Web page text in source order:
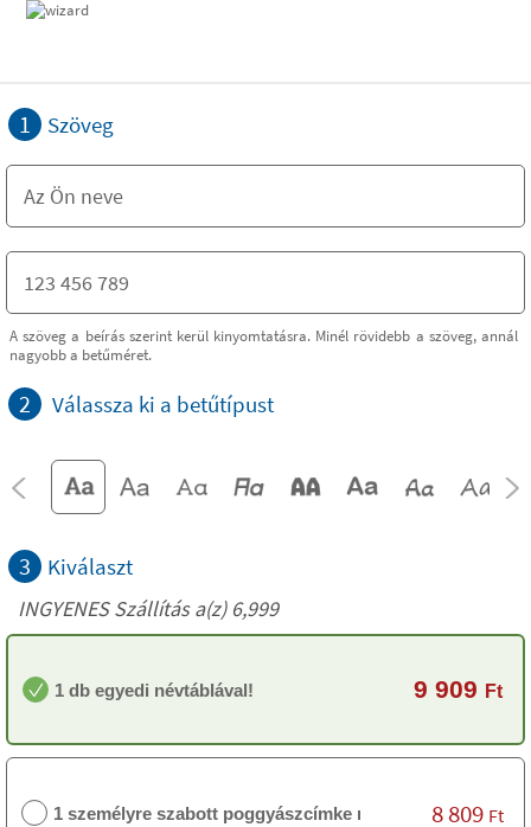
1 Szöveg
A szöveg a beírás szerint kerül kinyomtatásra. Minél rövidebb a szöveg, annál
nagyobb a betűméret.
2 Válassza ki a betűtípust
3 Kiválaszt
INGYENES Szállítás a(z) 6,999
1 db egyedi névtáblával! 9 909 Ft
1 személyre szabott poggyászcímke nélkül 8 809 Ft